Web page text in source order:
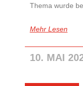
Thema wurde
Mehr Lesen
10. MAI